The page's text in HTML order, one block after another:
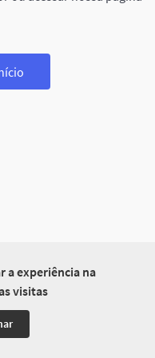
a experiência na
visitas